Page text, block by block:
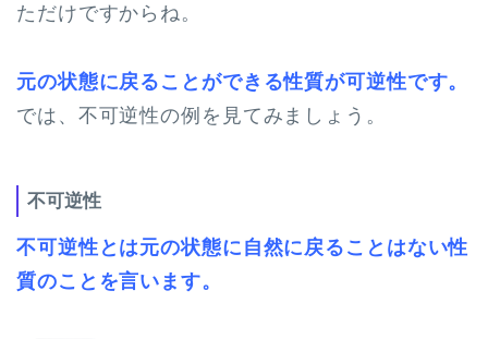
ただけですからね。
元の状態に戻ることができる性質が可逆性です。
では、不可逆性の例を見てみましょう。
不可逆性
不可逆性とは元の状態に自然に戻ることはない性
質のことを言います。